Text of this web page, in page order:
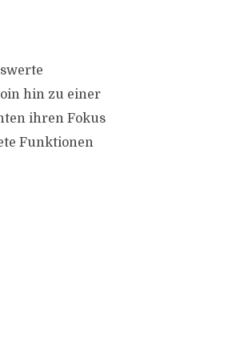
hin zu einer
ihren Fokus
Funktionen